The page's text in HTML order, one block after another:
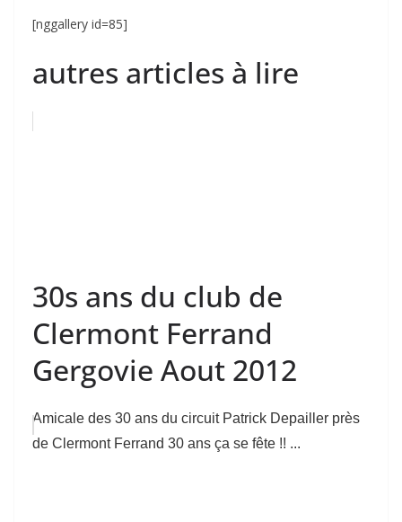
[nggallery id=85]
autres articles à lire
30s ans du club de
Clermont Ferrand
Gergovie Aout 2012
Amicale des 30 ans du circuit Patrick Depailler près
de Clermont Ferrand 30 ans ça se fête !! ...